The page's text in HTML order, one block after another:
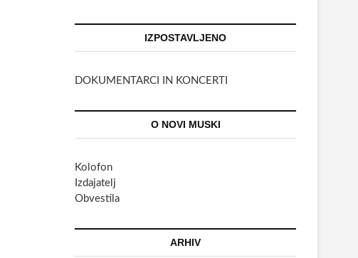
IZPOSTAVLJENO
DOKUMENTARCI IN KONCERTI
O NOVI MUSKI
Kolofon
Izdajatelj
Obvestila
ARHIV